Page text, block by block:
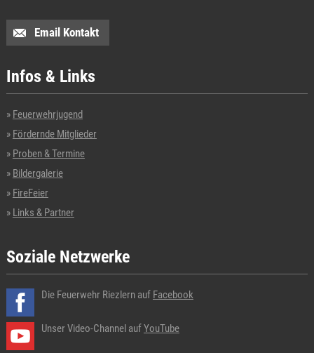
Email Kontakt
Infos & Links
Feuerwehrjugend
Fördernde Mitglieder
Proben & Termine
Bildergalerie
FireFeier
Links & Partner
Soziale Netzwerke
Die Feuerwehr Riezlern auf Facebook
Unser Video-Channel auf YouTube